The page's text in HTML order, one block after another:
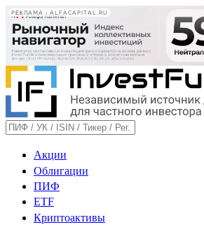
РЕКЛАМА • ALFACAPITAL.RU
Акции
Облигации
ПИФ
ETF
Криптоактивы